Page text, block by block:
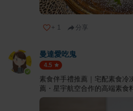
+ 1 分享
曼達愛吃鬼
4.5
素食伴手禮推薦｜宅配素食冷
薦・星宇航空合作的高端素